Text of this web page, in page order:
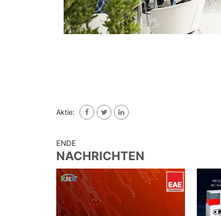
Aktie:
ENDE
NACHRICHTEN